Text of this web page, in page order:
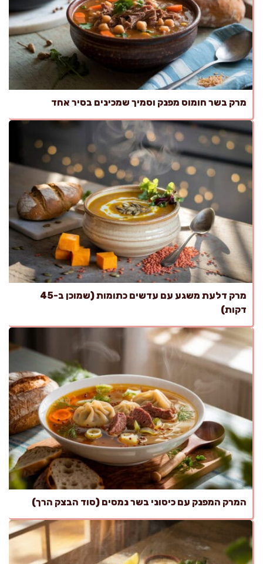
מרק בשר חומוס מפנק וסמיך שמכינים בסיר אחד
מרק דלעת משגע עם עדשים כתומות (שמוכן ב-45
דקות)
המרק המפנק עם כיסוני בשר נמסים (סוד הבצק הרך)